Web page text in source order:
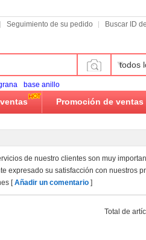
Seguimiento de su pedido Buscar ID
todos
base anillo
Promoción de ventas
de nuestro clientes son muy
expresado su satisfacción con nuestros
[Añadir un comentario ]
Total de